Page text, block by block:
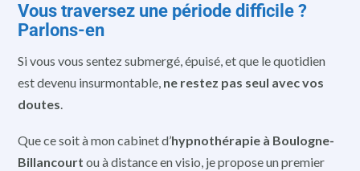
Vous traversez une période difficile ?
Parlons-en
Si vous vous sentez submergé, épuisé, et que le quotidien
est devenu insurmontable, ne restez pas seul avec vos
doutes.
Que ce soit à mon cabinet d’hypnothérapie à Boulogne-
Billancourt ou à distance en visio, je propose un premier